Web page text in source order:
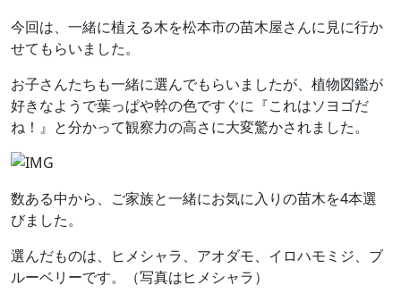
今回は、一緒に植える木を松本市の苗木屋さんに見に行か
せてもらいました。
お子さんたちも一緒に選んでもらいましたが、植物図鑑が
好きなようで葉っぱや幹の色ですぐに『これはソヨゴだ
ね！』と分かって観察力の高さに大変驚かされました。
数ある中から、ご家族と一緒にお気に入りの苗木を4本選
びました。
選んだものは、ヒメシャラ、アオダモ、イロハモミジ、ブ
ルーベリーです。（写真はヒメシャラ）